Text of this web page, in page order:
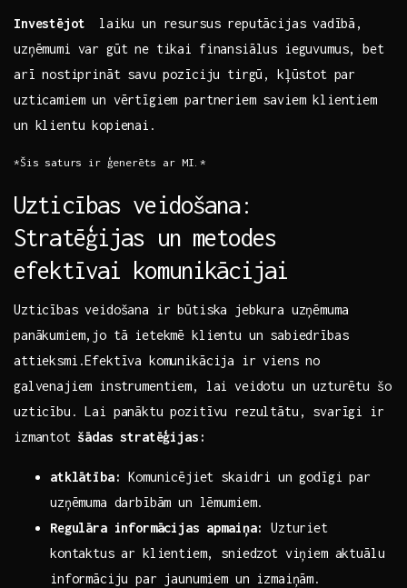
Investējot ​ laiku un resursus reputācijas ⁤vadībā,
uzņēmumi var gūt ne tikai finansiālus ieguvumus, bet
arī⁤ nostiprināt savu pozīciju tirgū, kļūstot par
uzticamiem un ​vērtīgiem partneriem saviem​ klientiem
un​ klientu kopienai.
*Šis saturs ir‌ ģenerēts ar MI.*
Uzticības veidošana:
Stratēģijas un ‍metodes
efektīvai komunikācijai
Uzticības veidošana ir būtiska jebkura uzņēmuma
panākumiem,jo tā ietekmē klientu un sabiedrības
attieksmi.Efektīva komunikācija ir viens no
galvenajiem instrumentiem, lai veidotu un uzturētu šo
uzticību. Lai panāktu ​pozitīvu rezultātu, svarīgi ir
izmantot⁢ šādas stratēģijas:
atklātība: Komunicējiet skaidri un godīgi par
uzņēmuma ​darbībām un lēmumiem.
Regulāra informācijas apmaiņa:
Uzturiet
kontaktus ar klientiem, sniedzot viņiem aktuālu
informāciju par jaunumiem un izmaiņām.